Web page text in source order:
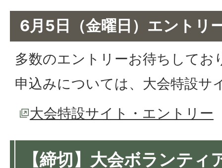
6月5日（金曜日）エントリ
多数のエントリーお待ちしてお
申込みについては、大会特設サ
大会特設サイト・エントリー
【締切】大会ボランテ